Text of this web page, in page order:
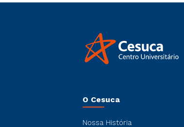
O Cesuca
Nossa História